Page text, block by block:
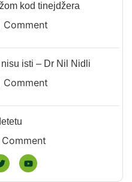
kod tinejdžera
Comment
isti – Dr Nil Nidli
Comment
Comment